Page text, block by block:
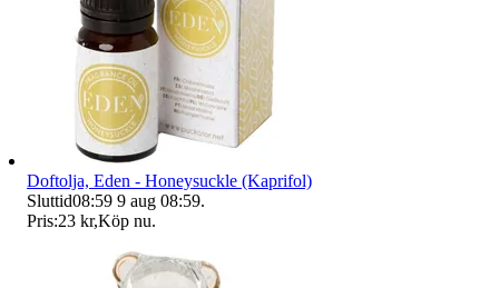
Doftolja, Eden - Honeysuckle (Kaprifol)
Sluttid08:59 9 aug 08:59.
Pris:23 kr,Köp nu.